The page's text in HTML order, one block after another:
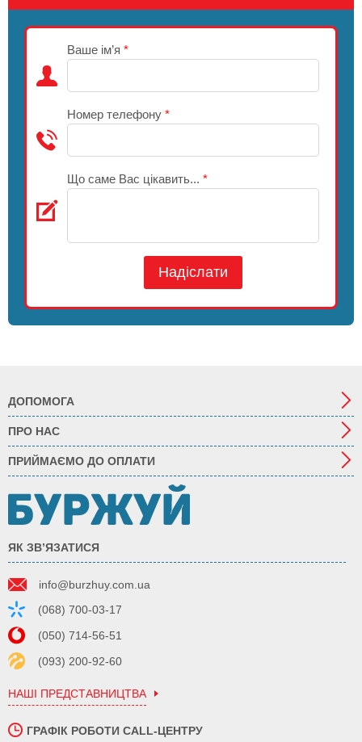
Ваше ім’я *
Номер телефону *
Що саме Вас цікавить... *
Надіслати
ДОПОМОГА
ПРО НАС
ПРИЙМАЄМО ДО ОПЛАТИ
ЯК ЗВ’ЯЗАТИСЯ
info@burzhuy.com.ua
(068) 700-03-17
(050) 714-56-51
(093) 200-92-60
НАШІ ПРЕДСТАВНИЦТВА
ГРАФІК РОБОТИ CALL-ЦЕНТРУ